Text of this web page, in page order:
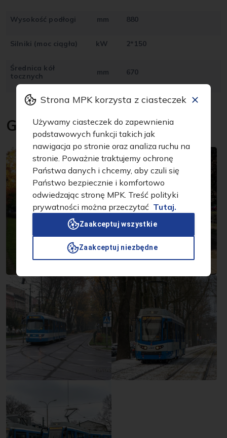
Wysokość podłogi mm 880
Silniki (moc ciągła) kW 2*150
Średnica kół
tocznych
mm 670
Galeria
Strona MPK korzysta z ciasteczek
Używamy ciasteczek do zapewnienia
podstawowych funkcji takich jak
nawigacja po stronie oraz analiza ruchu na
stronie. Poważnie traktujemy ochronę
Państwa danych i chcemy, aby czuli się
Państwo bezpiecznie i komfortowo
odwiedzając stronę MPK. Treść polityki
prywatności można przeczytać Tutaj.
Zaakceptuj wszystkie
Zaakceptuj niezbędne